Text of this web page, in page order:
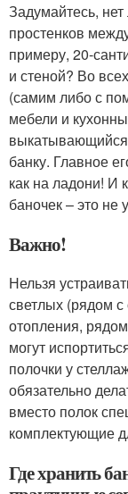
Задумайтесь,
простенков
примеру,
и стеной? Во
(самим либо с
мебели и
выкатывающийся
банку. Главное
как на ладони! И
баночек – это не
Важно!
Нельзя
светлых (рядом
отопления,
могут
полочки у
обязательно
вместо полок
комплектующие
Где хранить